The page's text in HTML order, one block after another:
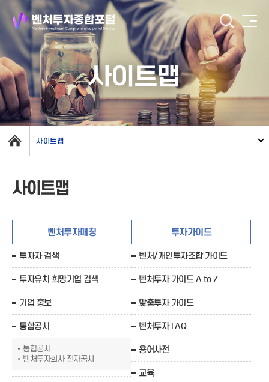
사이트맵
사이트맵
사이트맵
벤처투자매칭
투자자 검색
투자유치 희망기업 검색
기업 홍보
통합공시
통합공시
벤처투자회사 전자공시
투자가이드
벤처/개인투자조합 가이드
벤처투자 가이드 A to Z
맞춤투자 가이드
벤처투자 FAQ
용어사전
교육